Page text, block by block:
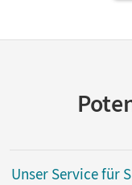
Unser Service für